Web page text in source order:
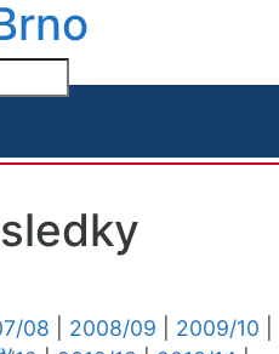
08 2008/09 2009/10